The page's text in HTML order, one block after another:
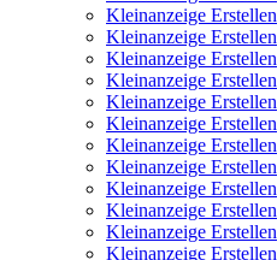
Kleinanzeige Erstellen
Kleinanzeige Erstellen
Kleinanzeige Erstellen
Kleinanzeige Erstellen
Kleinanzeige Erstellen
Kleinanzeige Erstellen
Kleinanzeige Erstellen
Kleinanzeige Erstellen
Kleinanzeige Erstellen
Kleinanzeige Erstellen
Kleinanzeige Erstellen
Kleinanzeige Erstellen